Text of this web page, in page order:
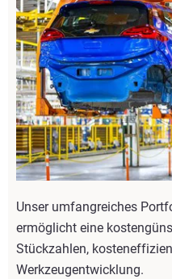
Unser umfangreiches
ermöglicht eine
Stückzahlen,
Werkzeugentwicklung.